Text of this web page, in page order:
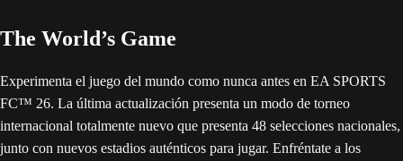
The World’s Game
Experimenta el juego del mundo como nunca antes en EA SPORTS
FC™ 26. La última actualización presenta un modo de torneo
internacional totalmente nuevo que presenta 48 selecciones nacionales,
junto con nuevos estadios auténticos para jugar. Enfréntate a los